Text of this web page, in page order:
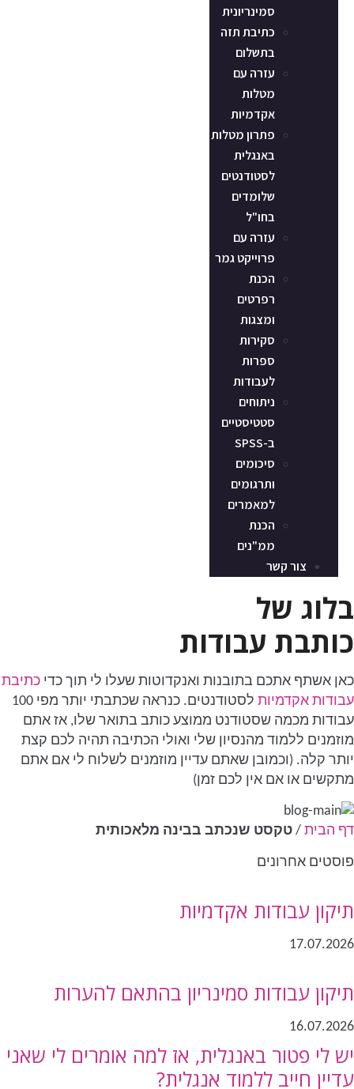
סמינריונית
כתיבת תזה
בתשלום
עזרה עם
מטלות
אקדמיות
פתרון מטלות
באנגלית
לסטודנטים
שלומדים
בחו"ל
עזרה עם
פרוייקט גמר
הכנת
רפרטים
ומצגות
סקירות
ספרות
לעבודות
ניתוחים
סטטיסטיים
ב-SPSS
סיכומים
ותרגומים
למאמרים
הכנת
ממ"נים
צור קשר
בלוג של
כותבת עבודות
כאן אשתף אתכם בתובנות ואנקדוטות שעלו לי תוך כדי כתיבת
עבודות אקדמיות
לסטודנטים. כנראה שכתבתי יותר מפי 100
עבודות מכמה שסטודנט ממוצע כותב בתואר שלו, אז אתם
מוזמנים ללמוד מהנסיון שלי ואולי הכתיבה תהיה לכם קצת
יותר קלה. (וכמובן שאתם עדיין מוזמנים לשלוח לי אם אתם
מתקשים או אם אין לכם זמן)
דף הבית / טקסט שנכתב בבינה מלאכותית
פוסטים אחרונים
תיקון עבודות אקדמיות
17.07.2026
תיקון עבודות סמינריון בהתאם להערות
16.07.2026
יש לי פטור באנגלית, אז למה אומרים לי שאני
עדיין חייב ללמוד אנגלית?